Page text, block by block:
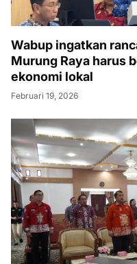
Wabup ingatkan
Murung Raya harus
ekonomi lokal
Februari 19, 2026